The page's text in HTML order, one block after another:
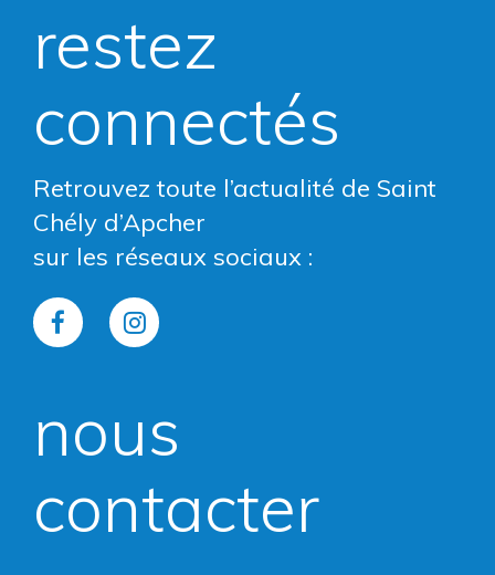
restez
connectés
Retrouvez toute l’actualité de Saint
Chély d’Apcher
sur les réseaux sociaux :
Lien
le
Facebook
Lien
le
Instagram
nous
contacter